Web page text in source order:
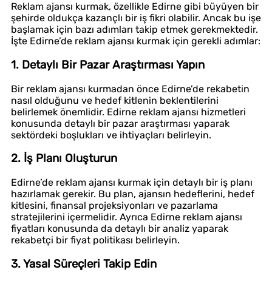
Reklam ajansı kurmak, özellikle Edirne gibi büyüyen bir
şehirde oldukça kazançlı bir iş fikri olabilir. Ancak bu işe
başlamak için bazı adımları takip etmek gerekmektedir.
İşte Edirne’de reklam ajansı kurmak için gerekli adımlar:
1. Detaylı Bir Pazar Araştırması Yapın
Bir reklam ajansı kurmadan önce Edirne’de rekabetin
nasıl olduğunu ve hedef kitlenin beklentilerini
belirlemek önemlidir. Edirne reklam ajansı hizmetleri
konusunda detaylı bir pazar araştırması yaparak
sektördeki boşlukları ve ihtiyaçları belirleyin.
2. İş Planı Oluşturun
Edirne’de reklam ajansı kurmak için detaylı bir iş planı
hazırlamak gerekir. Bu plan, ajansın hedeflerini, hedef
kitlesini, finansal projeksiyonları ve pazarlama
stratejilerini içermelidir. Ayrıca Edirne reklam ajansı
fiyatları konusunda da detaylı bir analiz yaparak
rekabetçi bir fiyat politikası belirleyin.
3. Yasal Süreçleri Takip Edin